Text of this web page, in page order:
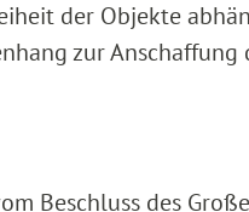
der Objekte
zur Anschaffung
Beschluss des